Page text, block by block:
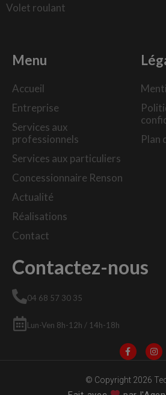
Volet roulant
Menu
Accueil
Entreprise
Services aux
professionnels
Services aux particuliers
Concessionnaire Renson
Actualité
Réalisations
Contact
Plan
Contactez-nous
04 68 57 30 35
Lun-Ven 8h-12h / 14h-18h
© Copyright 2026